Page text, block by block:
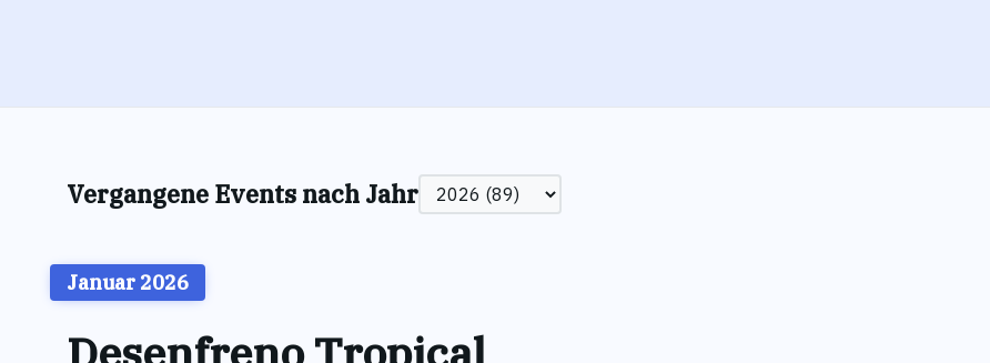
Vergangene Events nach Jahr
Januar 2026